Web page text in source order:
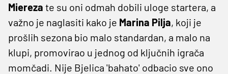
Miereza te su oni odmah dobili uloge startera, a
važno je naglasiti kako je Marina Pilja, koji je
prošlih sezona bio malo standardan, a malo na
klupi, promovirao u jednog od ključnih igrača
momčadi. Nije Bjelica 'bahato' odbacio sve ono